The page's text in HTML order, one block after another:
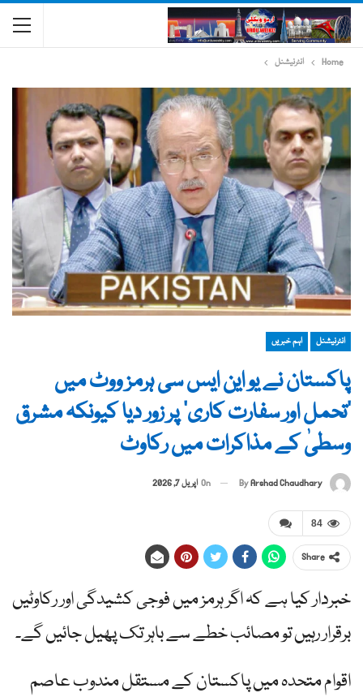
Home انٹرنیشنل
انٹرنیشنل اہم خبریں
پاکستان نے یو این ایس سی ہرمز ووٹ میں
‘تحمل اور سفارت کاری’ پر زور دیا کیونکہ مشرق
وسطیٰ کے مذاکرات میں رکاوٹ
ByArshad Chaudhary
On اپریل 7, 2026
84
Share
خبردار کیا ہے کہ اگر ہرمز میں فوجی کشیدگی اور رکاوٹیں
برقرار رہیں تو مصائب خطے سے باہر تک پھیل جائیں گے۔
اقوام متحدہ میں پاکستان کے مستقل مندوب عاصم